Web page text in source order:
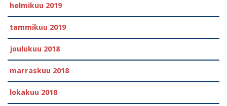
helmikuu 2019
tammikuu 2019
joulukuu 2018
marraskuu 2018
lokakuu 2018